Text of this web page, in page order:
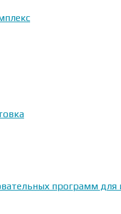
программ